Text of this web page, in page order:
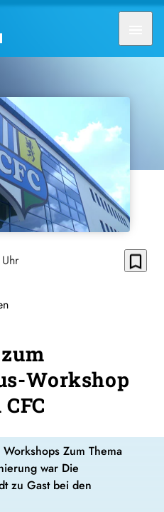
bookmark_border
Workshop
Zum Thema
war Die
zu Gast bei den